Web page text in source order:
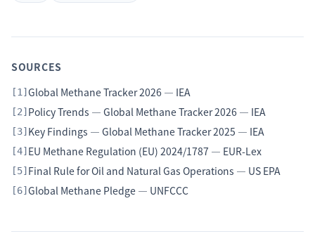
SOURCES
[1 ] Global Methane Tracker 2026 — IEA
[2] Policy Trends — Global Methane Tracker 2026 — IEA
[3] Key Findings — Global Methane Tracker 2025 — IEA
[4] EU Methane Regulation (EU) 2024/1787 — EUR-Lex
[5] Final Rule for Oil and Natural Gas Operations — US EPA
[6] Global Methane Pledge — UNFCCC